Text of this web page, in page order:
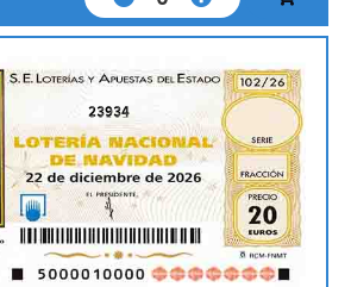
23934